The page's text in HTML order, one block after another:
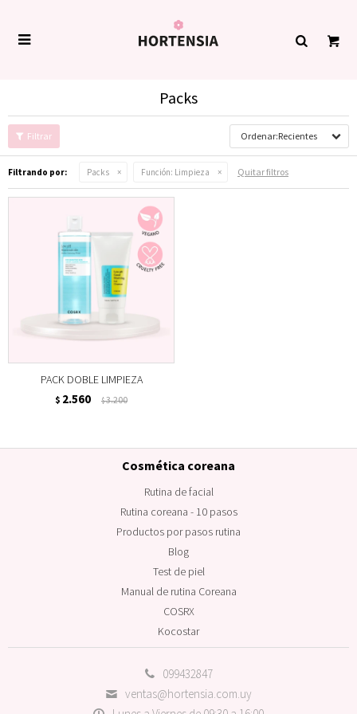

Packs
Recientes
Filtrando por: Packs Función: Limpieza Quitar filtros
PACK DOBLE LIMPIEZA
$ 2.560 $3.200
099432847
ventas@hortensia.com.uy
Cosmética coreana
Rutina de facial
Rutina coreana - 10 pasos
Productos por pasos rutina
Blog
Test de piel
Manual de rutina Coreana
COSRX
Kocostar